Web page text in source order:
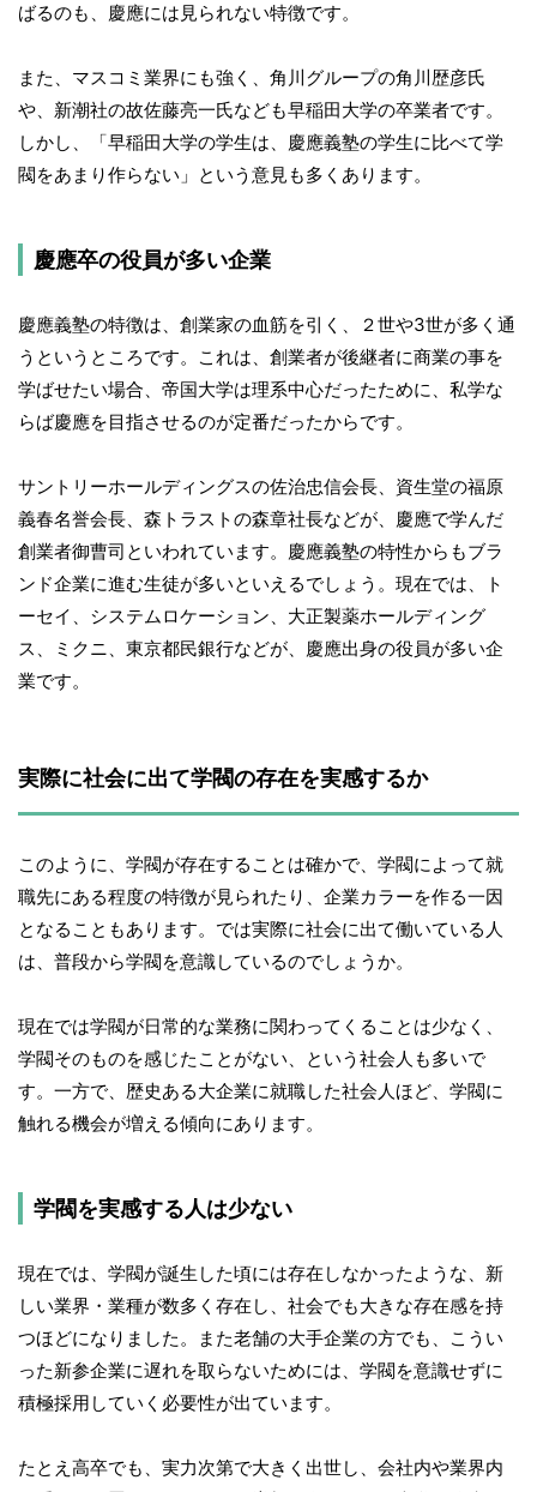
ばるのも、慶應には見られない特徴です。
また、マスコミ業界にも強く、角川グループの角川歴彦氏
や、新潮社の故佐藤亮一氏なども早稲田大学の卒業者です。
しかし、「早稲田大学の学生は、慶應義塾の学生に比べて学
閥をあまり作らない」という意見も多くあります。
慶應卒の役員が多い企業
慶應義塾の特徴は、創業家の血筋を引く、２世や3世が多く通
うというところです。これは、創業者が後継者に商業の事を
学ばせたい場合、帝国大学は理系中心だったために、私学な
らば慶應を目指させるのが定番だったからです。
サントリーホールディングスの佐治忠信会長、資生堂の福原
義春名誉会長、森トラストの森章社長などが、慶應で学んだ
創業者御曹司といわれています。慶應義塾の特性からもブラ
ンド企業に進む生徒が多いといえるでしょう。現在では、ト
ーセイ、システムロケーション、大正製薬ホールディング
ス、ミクニ、東京都民銀行などが、慶應出身の役員が多い企
業です。
実際に社会に出て学閥の存在を実感するか
このように、学閥が存在することは確かで、学閥によって就
職先にある程度の特徴が見られたり、企業カラーを作る一因
となることもあります。では実際に社会に出て働いている人
は、普段から学閥を意識しているのでしょうか。
現在では学閥が日常的な業務に関わってくることは少なく、
学閥そのものを感じたことがない、という社会人も多いで
す。一方で、歴史ある大企業に就職した社会人ほど、学閥に
触れる機会が増える傾向にあります。
学閥を実感する人は少ない
現在では、学閥が誕生した頃には存在しなかったような、新
しい業界・業種が数多く存在し、社会でも大きな存在感を持
つほどになりました。また老舗の大手企業の方でも、こうい
った新参企業に遅れを取らないためには、学閥を意識せずに
積極採用していく必要性が出ています。
たとえ高卒でも、実力次第で大きく出世し、会社内や業界内